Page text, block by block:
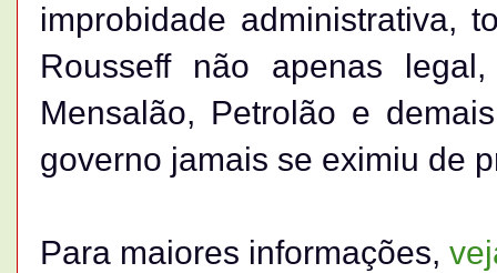
improbidade administrativa,
Rousseff não apenas
Mensalão, Petrolão e
governo jamais se eximiu de
Para maiores informações,